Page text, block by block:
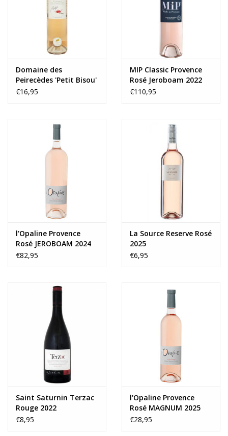
Wijnberichten
Domaine des
Peirecèdes 'Petit Bisou'
Rosé 2025
€16,95
MIP Classic Provence
Rosé Jeroboam 2022
€110,95
l'Opaline Provence
Rosé JEROBOAM 2024
€82,95
La Source Reserve Rosé
2025
€6,95
Saint Saturnin Terzac
Rouge 2022
€8,95
l'Opaline Provence
Rosé MAGNUM 2025
€28,95